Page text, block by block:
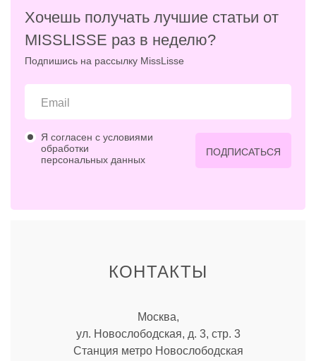
Хочешь получать лучшие статьи от
MISSLISSE раз в неделю?
Подпишись на рассылку MissLisse
Я согласен с условиями
обработки
персональных данных
ПОДПИСАТЬСЯ
КОНТАКТЫ
Москва,
ул. Новослободская, д. 3, стр. 3
Станция метро Новослободская